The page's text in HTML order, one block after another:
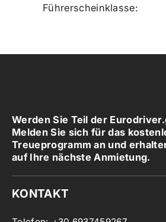
Führerscheinklasse:
Werden Sie Teil der
Melden Sie sich für das
Treueprogramm an und
auf Ihre nächste Anmietung.
KONTAKT